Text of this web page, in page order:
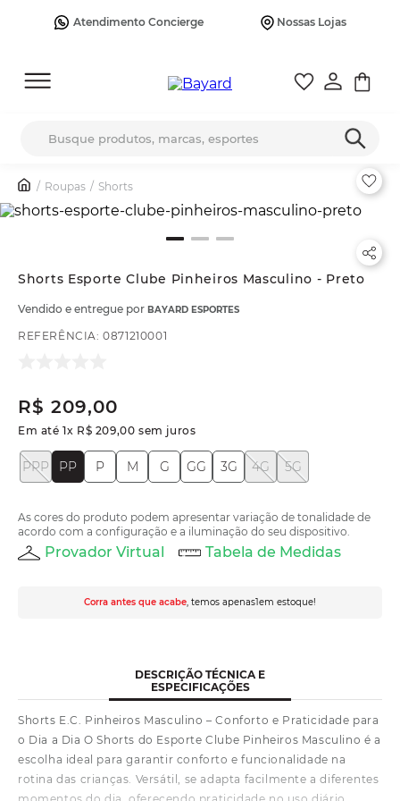
Atendimento Concierge Nossas Lojas
Roupas Shorts
Shorts Esporte Clube Pinheiros Masculino - Preto
Vendido e entregue por BAYARD ESPORTES
REFERÊNCIA:0871210001
R$ 209,00
Em até1x R$ 209,00 sem juros
3G 4G 5G
G GG
M
P
PP
PPP
As cores do produto podem apresentar variação de tonalidade de
acordo com a configuração e a iluminação do seu dispositivo.
Provador Virtual Tabela de Medidas
Corra antes que acabe , temos apenas1em estoque!
DESCRIÇÃO TÉCNICA E
ESPECIFICAÇÕES
Shorts E.C. Pinheiros Masculino – Conforto e Praticidade para
o Dia a Dia O Shorts do Esporte Clube Pinheiros Masculino é a
escolha ideal para garantir conforto e funcionalidade na
rotina das crianças. Versátil, se adapta facilmente a diferentes
momentos do dia, oferecendo praticidade no uso diário.